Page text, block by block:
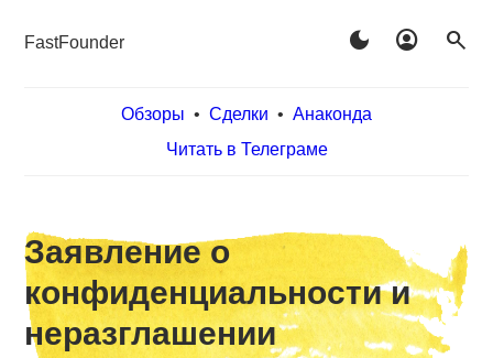
FastFounder dark_mode account_circle search
Обзоры • Сделки • Анаконда
Читать в Телеграме
Заявление о
конфиденциальности и
неразглашении